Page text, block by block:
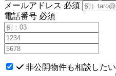
メールアドレス 必須
電話番号 必須
非公開物件も相談したい